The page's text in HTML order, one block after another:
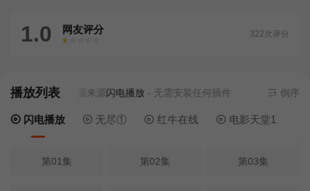
1.0 网友评分
很差
较差还行推荐力荐
322次评分
播放列表当前资源来源闪电播放- 无需安装任何插件 倒序
闪电播放 无尽① 红牛在线 电影天堂1
第01集 第02集 第03集